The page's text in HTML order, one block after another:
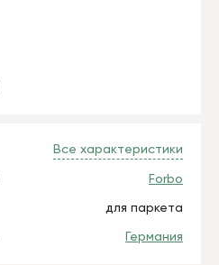
Все характеристики
Forbo
для паркета
Германия